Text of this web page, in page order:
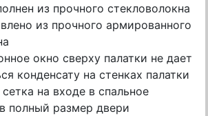
из прочного стекловолокна
из прочного армированного
окно сверху палатки не дает
конденсату на стенках палатки
на входе в спальное
полный размер двери